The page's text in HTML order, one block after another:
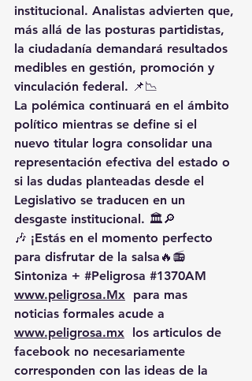
institucional. Analistas advierten que,
más allá de las posturas partidistas,
la ciudadanía demandará resultados
medibles en gestión, promoción y
vinculación federal. 📌📉
La polémica continuará en el ámbito
político mientras se define si el
nuevo titular logra consolidar una
representación efectiva del estado o
si las dudas planteadas desde el
Legislativo se traducen en un
desgaste institucional. 🏛️🔎
🎶 ¡Estás en el momento perfecto
para disfrutar de la salsa🔥📻
Sintoniza + #Peligrosa #1370AM
www.peligrosa.Mx para mas
noticias formales acude a
www.peligrosa.mx los articulos de
facebook no necesariamente
corresponden con las ideas de la